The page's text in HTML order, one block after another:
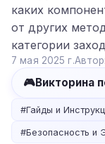
каких
от других
категории
7 мая 2025 г.Автор:
🎮Викторина
#Гайды и
#Безопасность и